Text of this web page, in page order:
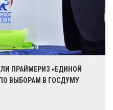
ПРАЙМЕРИЗ «ЕДИНОЙ
ВЫБОРАМ В ГОСДУМУ